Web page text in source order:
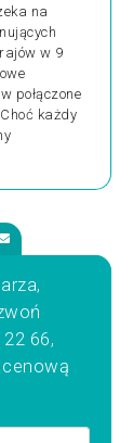
na
w 9
połączone
każdy
66,